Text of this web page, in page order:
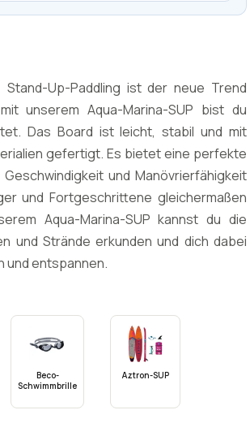
Stand-Up-Paddling ist der neue Trend
unserem Aqua-Marina-SUP bist du
Das Board ist leicht, stabil und mit
gefertigt. Es bietet eine perfekte
und Manövrierfähigkeit
und Fortgeschrittene gleichermaßen
Aqua-Marina-SUP kannst du die
und Strände erkunden und dich dabei
entspannen.
Beco-
Schwimmbrille
Aztron-SUP